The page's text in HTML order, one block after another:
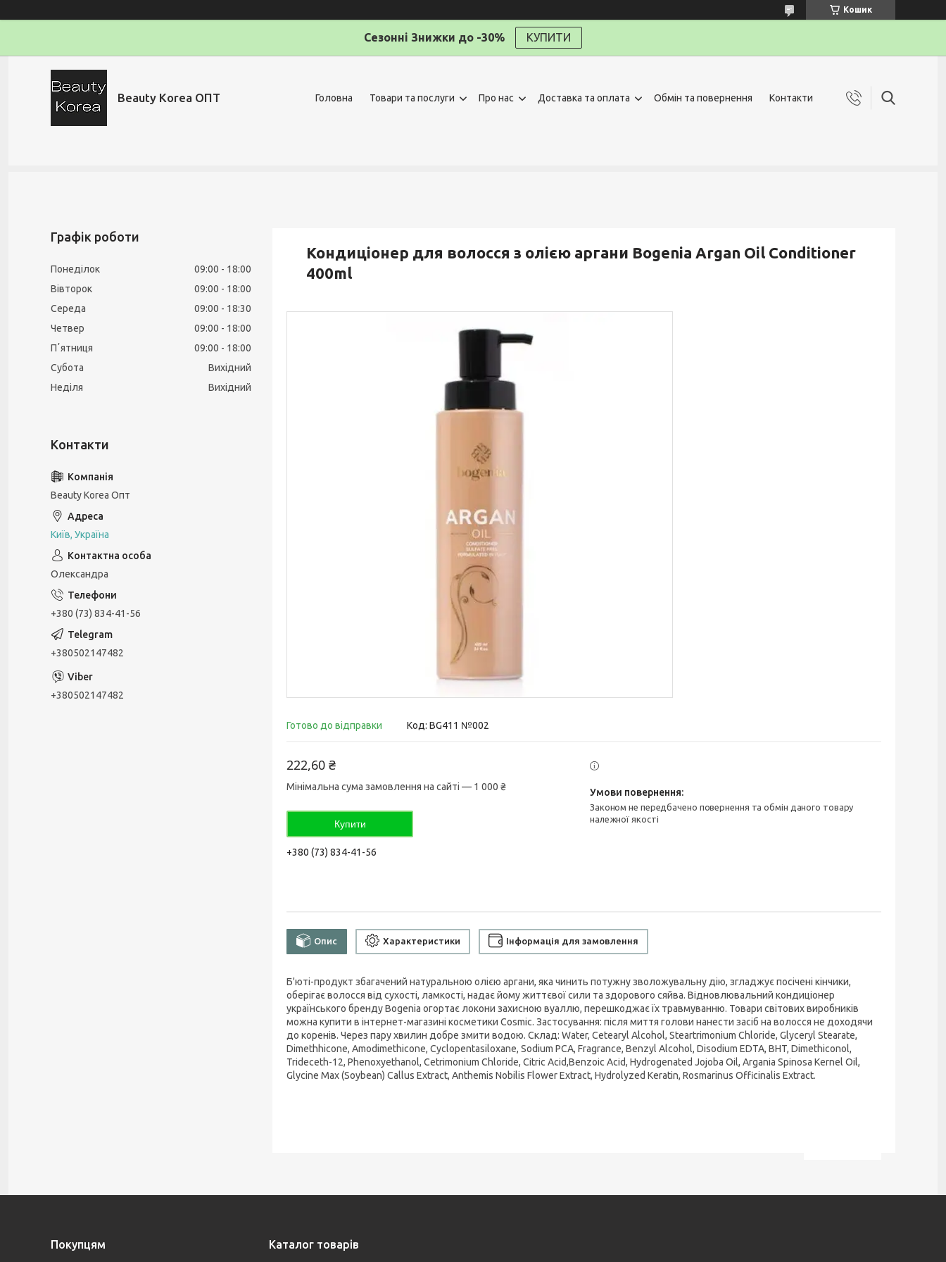
Кошик
Сезонні Знижки до -30% КУПИТИ
Beauty Korea ОПТ Головна Товари та послуги Про нас Доставка та оплата Обмін та повернення Контакти
Кондиціонер для волосся з олією аргани Bogenia Argan Oil Conditioner
400ml
Готово до відправки Код: BG411 №002
222,60 ₴
Мінімальна сума замовлення на сайті — 1 000 ₴
Купити
+380 (73) 834-41-56
Законом не передбачено повернення та обмін даного товару
належної якості
Опис Характеристики Інформація для замовлення
Б'юті-продукт збагачений натуральною олією аргани, яка чинить потужну зволожувальну дію, згладжує посічені кінчики,
оберігає волосся від сухості, ламкості, надає йому життєвої сили та здорового сяйва. Відновлювальний кондиціонер
українського бренду Bogenia огортає локони захисною вуаллю, перешкоджає їх травмуванню. Товари світових виробників
можна купити в інтернет-магазині косметики Cosmic. Застосування: після миття голови нанести засіб на волосся не доходячи
до коренів. Через пару хвилин добре змити водою. Склад: Water, Cetearyl Alcohol, Steartrimonium Chloride, Glyceryl Stearate,
Dimethhicone, Amodimethicone, Cyclopentasiloxane, Sodium PCA, Fragrance, Benzyl Alcohol, Disodium EDTA, BHT, Dimethiconol,
Trideceth-12, Phenoxyethanol, Cetrimonium Chloride, Citric Acid,Benzoic Acid, Hydrogenated Jojoba Oil, Argania Spinosa Kernel Oil,
Glycine Max (Soybean) Callus Extract, Anthemis Nobilis Flower Extract, Hydrolyzed Keratin, Rosmarinus Officinalis Extract.
Графік роботи
Понеділок 09:00
18:00
Вівторок
09:00
18:00
Середа
09:00
18:30
Четвер
09:00
18:00
Пʼятниця
09:00
18:00
Субота
Вихідний
Неділя
Вихідний
Beauty Korea Опт
Київ, Україна
Олександра
+380 (73) 834-41-56
+380502147482
+380502147482
Покупцям Каталог товарів